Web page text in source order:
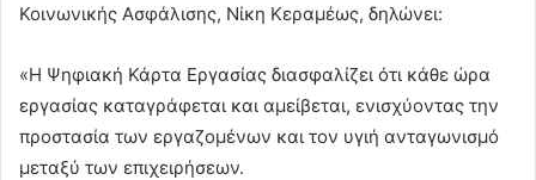
Κοινωνικής Ασφάλισης, Νίκη Κεραμέως, δηλώνει:
«Η Ψηφιακή Κάρτα Εργασίας διασφαλίζει ότι κάθε ώρα
εργασίας καταγράφεται και αμείβεται, ενισχύοντας την
προστασία των εργαζομένων και τον υγιή ανταγωνισμό
μεταξύ των επιχειρήσεων.